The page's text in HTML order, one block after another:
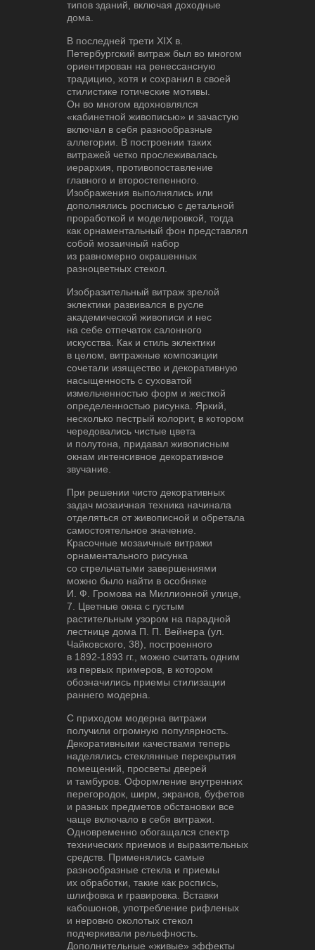
типов зданий, включая доходные
дома.
В последней трети XIX в.
Петербургский витраж был во многом
ориентирован на ренессансную
традицию, хотя и сохранил в своей
стилистике готические мотивы.
Он во многом вдохновлялся
«кабинетной живописью» и зачастую
включал в себя разнообразные
аллегории. В построении таких
витражей четко прослеживалась
иерархия, противопоставление
главного и второстепенного.
Изображения выполнялись или
дополнялись росписью с детальной
проработкой и моделировкой, тогда
как орнаментальный фон представлял
собой мозаичный набор
из равномерно окрашенных
разноцветных стекол.
Изобразительный витраж зрелой
эклектики развивался в русле
академической живописи и нес
на себе отпечаток салонного
искусства. Как и стиль эклектики
в целом, витражные композиции
сочетали изящество и декоративную
насыщенность с суховатой
измельченностью форм и жесткой
определенностью рисунка. Яркий,
несколько пестрый колорит, в котором
чередовались чистые цвета
и полутона, придавал живописным
окнам интенсивное декоративное
звучание.
При решении чисто декоративных
задач мозаичная техника начинала
отделяться от живописной и обретала
самостоятельное значение.
Красочные мозаичные витражи
орнаментального рисунка
со стрельчатыми завершениями
можно было найти в особняке
И. Ф. Громова на Миллионной улице,
7. Цветные окна с густым
растительным узором на парадной
лестнице дома П. П. Вейнера (ул.
Чайковского, 38), построенного
в 1892-1893 гг., можно считать одним
из первых примеров, в котором
обозначились приемы стилизации
раннего модерна.
С приходом модерна витражи
получили огромную популярность.
Декоративными качествами теперь
наделялись стеклянные перекрытия
помещений, просветы дверей
и тамбуров. Оформление внутренних
перегородок, ширм, экранов, буфетов
и разных предметов обстановки все
чаще включало в себя витражи.
Одновременно обогащался спектр
технических приемов и выразительных
средств. Применялись самые
разнообразные стекла и приемы
их обработки, такие как роспись,
шлифовка и гравировка. Вставки
кабошонов, употребление рифленых
и неровно околотых стекол
подчеркивали рельефность.
Дополнительные «живые» эффекты